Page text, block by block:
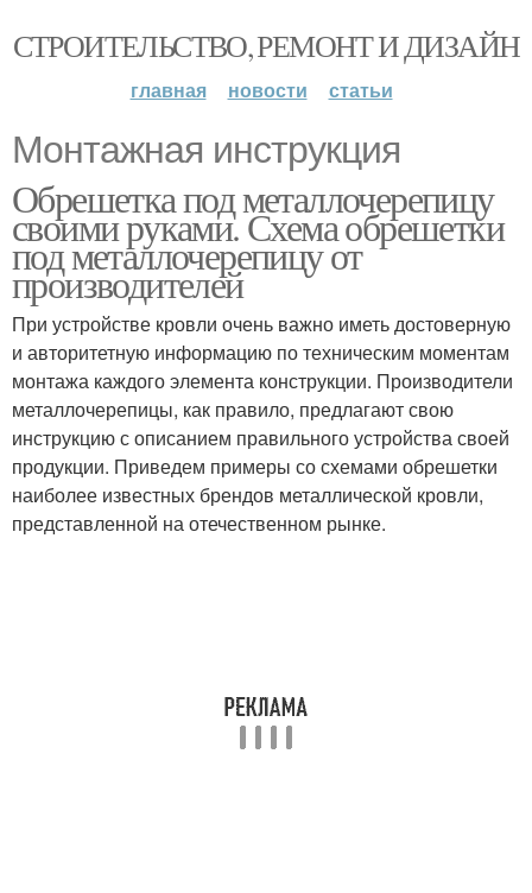
СТРОИТЕЛЬСТВО, РЕМОНТ И ДИЗАЙН
главная новости статьи
Монтажная инструкция
Обрешетка под металлочерепицу
своими руками. Схема обрешетки
под металлочерепицу от
производителей
При устройстве кровли очень важно иметь достоверную
и авторитетную информацию по техническим моментам
монтажа каждого элемента конструкции. Производители
металлочерепицы, как правило, предлагают свою
инструкцию с описанием правильного устройства своей
продукции. Приведем примеры со схемами обрешетки
наиболее известных брендов металлической кровли,
представленной на отечественном рынке.